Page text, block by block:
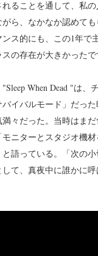
れることを通して、私
がら、なかなか認めて
ンス的にも、この1年で
の存在が大きかったで
When Dead "は
バイバルモード」だっ
満々だった。当時はま
ニターとスタジオ機
と語っている。「次の
して、真夜中に誰かに